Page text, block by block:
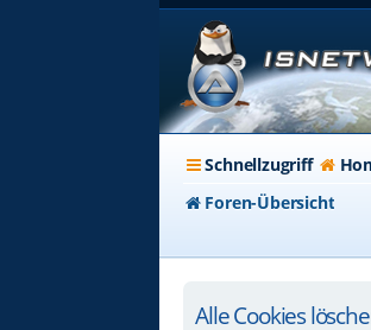
Schnellzugriff
Foren-Übersicht
Alle Cookies